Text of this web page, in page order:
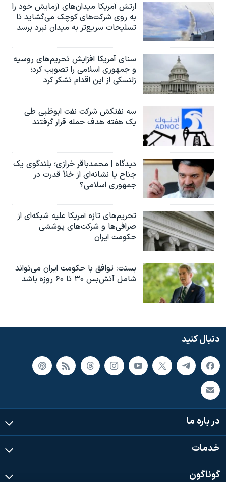
ارتش آمریکا میدان‌های آزمایش خود را
به روی شرکت‌های کوچک می‌گشاید تا
تسلیحات سریع‌تر به میدان نبرد برسد
سنای آمریکا افزایش تحریم‌های روسیه
و جمهوری اسلامی را تصویب کرد؛
زلنسکی از این اقدام تشکر کرد
سه نفتکش شرکت نفت ابوظبی طی
یک هفته هدف حمله قرار گرفتند
دیدگاه | محمدباقر خرازی؛ بلندگوی یک
جناح یا نشانه‌ای از خلأ قدرت در
جمهوری اسلامی؟
تحریم‌های تازه آمریکا علیه شبکه‌ای از
صرافی‌ها و شرکت‌های پوششی
حکومت ایران
بسنت: توافق با حکومت ایران می‌تواند
شامل آتش‌بس ۳۰ تا ۶۰ روزه باشد
دنبال کنید
در باره ما
خدمات
گوناگون